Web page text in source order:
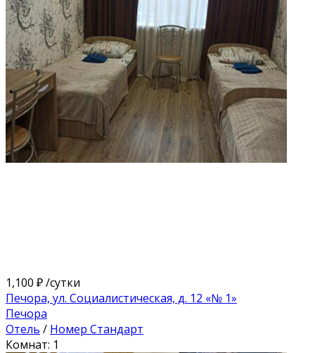
1,100 ₽/сутки
Печора, ул. Социалистическая, д. 12 «№ 1»
Печора
Отель / Номер Стандарт
Комнат: 1